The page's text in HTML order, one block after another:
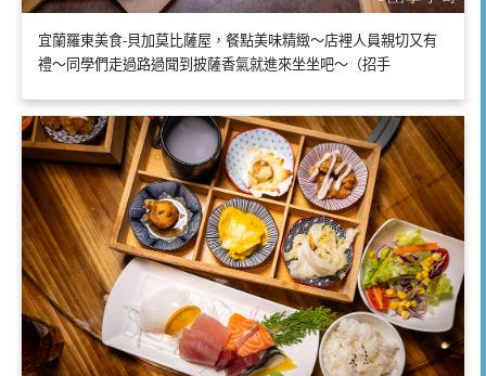
宜蘭羅東美食-貝加莫比薩屋，餐點美味精緻～店裡人員親切又有
禮～同學們走過路過聞到披薩香氣就進來坐坐吧～（招手